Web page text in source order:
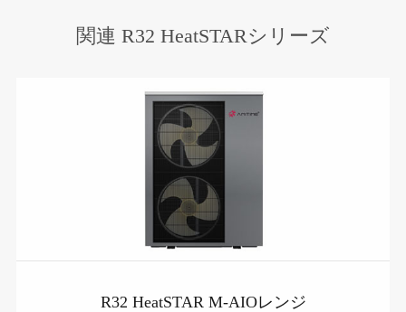
関連 R32 HeatSTARシリーズ
R32 HeatSTAR M-AIOレンジ